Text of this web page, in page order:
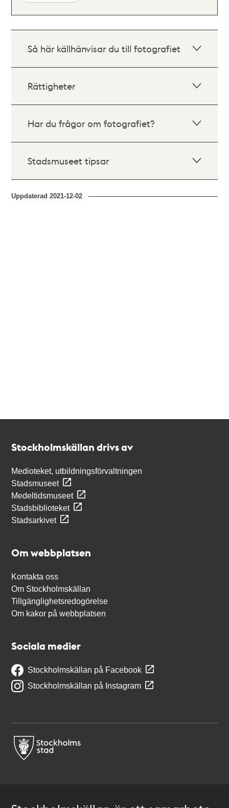
Så här källhänvisar du till fotografiet
Rättigheter
Har du frågor om fotografiet?
Stadsmuseet tipsar
Uppdaterad2021-12-02
Stockholmskällan drivs av
Medioteket, utbildningsförvaltningen
Stadsmuseet
Medeltidsmuseet
Stadsbiblioteket
Stadsarkivet
Om webbplatsen
Kontakta oss
Om Stockholmskällan
Tillgänglighetsredogörelse
Om kakor på webbplatsen
Sociala medier
Stockholmskällan på Facebook
Stockholmskällan på Instagram